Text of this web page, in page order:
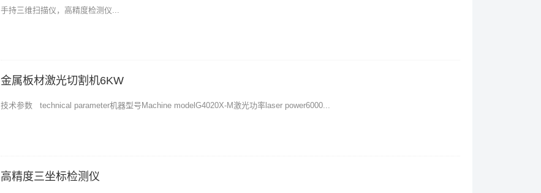
手持三维扫描仪，高精度检测仪...
金属板材激光切割机6KW
技术参数 technical parameter机器型号Machine modelG4020X-M激光功率laser power6000...
高精度三坐标检测仪